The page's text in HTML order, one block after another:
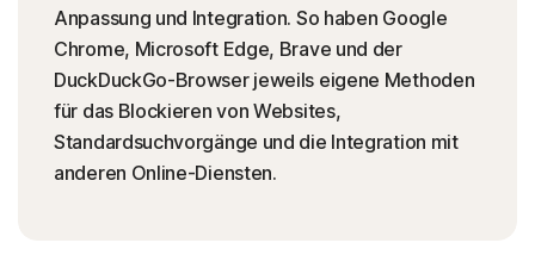
Anpassung und Integration. So haben Google
Chrome, Microsoft Edge, Brave und der
DuckDuckGo-Browser jeweils eigene Methoden
für das Blockieren von Websites,
Standardsuchvorgänge und die Integration mit
anderen Online-Diensten.